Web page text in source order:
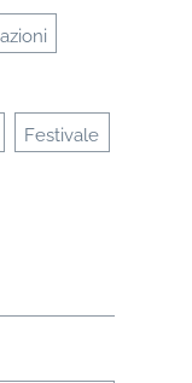
Festivale